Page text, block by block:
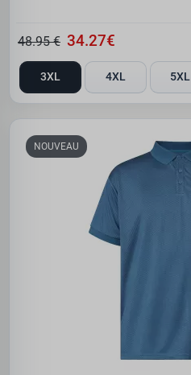
48.95 € 34.27€
3XL 4XL 5XL
NOUVEAU